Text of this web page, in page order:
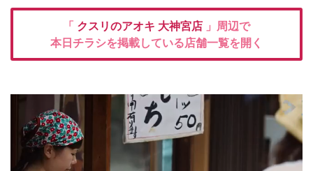
「 クスリのアオキ 大神宮店 」周辺で
本日チラシを掲載している店舗一覧を開く